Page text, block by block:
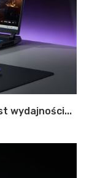
wydajności...